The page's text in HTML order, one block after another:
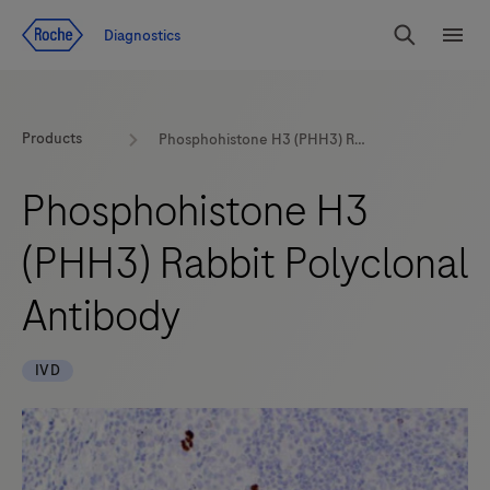
Diagnostics
Suchen
Products Phosphohistone H3 (PHH3) Rabbit Polyclonal Antibody
Phosphohistone H3
(PHH3) Rabbit Polyclonal
Antibody
IVD